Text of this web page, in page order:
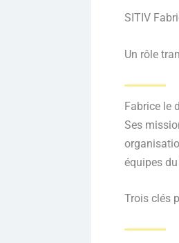
SITIV
Un rôle
Fabrice le
Ses
équipes
Trois clés